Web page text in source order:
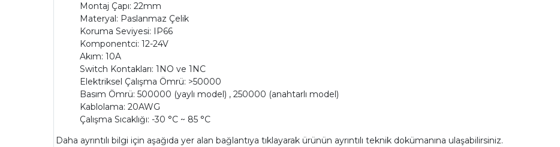
Montaj Çapı: 22mm
Materyal: Paslanmaz Çelik
Koruma Seviyesi: IP66
Komponentci: 12-24V
Akım: 10A
Switch Kontakları: 1NO ve 1NC
Elektriksel Çalışma Ömrü: >50000
Basım Ömrü: 500000 (yaylı model) , 250000 (anahtarlı model)
Kablolama: 20AWG
Çalışma Sıcaklığı: -30 °C ~ 85 °C
Daha ayrıntılı bilgi için aşağıda yer alan bağlantıya tıklayarak ürünün ayrıntılı teknik dokümanına ulaşabilirsiniz.